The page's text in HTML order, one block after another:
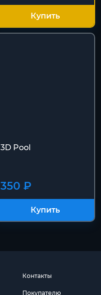
Купить
3D Pool
350 ₽
Купить
Контакты
Покупателю